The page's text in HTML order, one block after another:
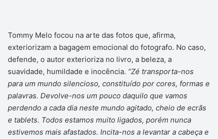
Tommy Melo focou na arte das fotos que, afirma,
exteriorizam a bagagem emocional do fotografo. No caso,
defende, o autor exterioriza no livro, a beleza, a
suavidade, humildade e inocência. “Zé transporta-nos
para um mundo silencioso, constituído por cores, formas e
palavras. Devolve-nos um pouco daquilo que vamos
perdendo a cada dia neste mundo agitado, cheio de ecrãs
e tablets. Todos estamos muito ligados, porém nunca
estivemos mais afastados. Incita-nos a levantar a cabeça e